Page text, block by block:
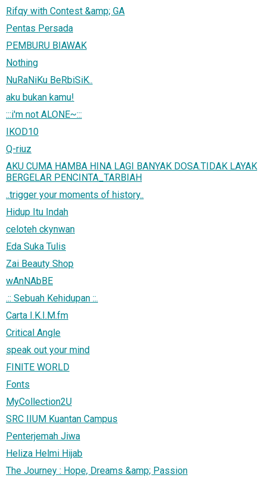
Rifqy with Contest &amp; GA
Pentas Persada
PEMBURU BIAWAK
Nothing
NuRaNiKu BeRbiSiK..
aku bukan kamu!
:::i'm not ALONE~:::
IKOD10
Q-riuz
AKU CUMA HAMBA HINA LAGI BANYAK DOSA.TIDAK LAYAK
BERGELAR PENCINTA_TARBIAH
..trigger your moments of history..
Hidup Itu Indah
celoteh ckynwan
Eda Suka Tulis
Zai Beauty Shop
wAnNAbBE
.:: Sebuah Kehidupan ::.
Carta I.K.I.M.fm
Critical Angle
speak out your mind
FINITE WORLD
Fonts
MyCollection2U
SRC IIUM Kuantan Campus
Penterjemah Jiwa
Heliza Helmi Hijab
The Journey : Hope, Dreams &amp; Passion